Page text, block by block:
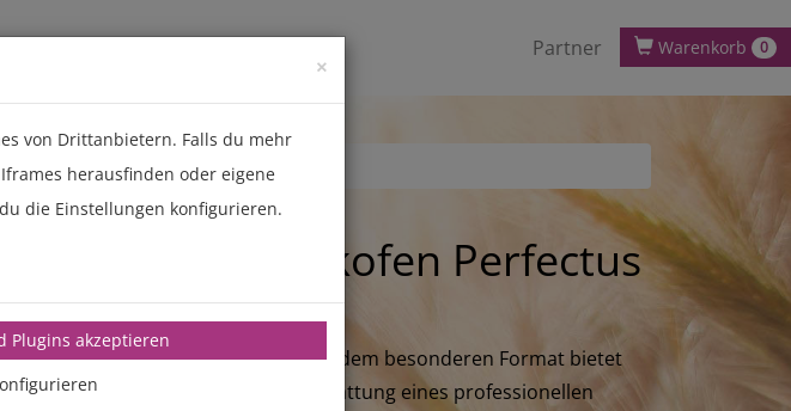
Partner Warenkorb 0
MANZ-Backofen Perfectus
I
Der MANZ-Backofen mit dem besonderen Format bietet
die technische Vollausstattung eines professionellen
×
von Drittanbietern. Falls du mehr
herausfinden oder eigene
die Einstellungen konfigurieren.
Plugins akzeptieren